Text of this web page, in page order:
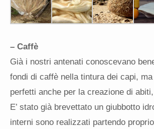
– Caffè
Già i nostri antenati conoscevano
fondi di caffè nella tintura dei capi,
perfetti anche per la creazione di
E’ stato già brevettato un giubbotto
interni sono realizzati partendo